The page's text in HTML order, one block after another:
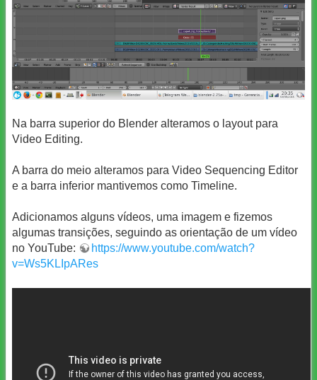
Na barra superior do Blender alteramos o layout para
Video Editing.
A barra do meio alteramos para Video Sequencing Editor
e a barra inferior mantivemos como Timeline.
Adicionamos alguns vídeos, uma imagem e fizemos
algumas transições, seguindo as orientação de um vídeo
no YouTube:
https://www.youtube.com/watch?
v=Ws5KLIpARes